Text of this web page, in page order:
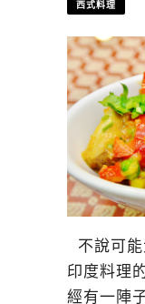
西式料理
不說可
印度料理
經有一陣